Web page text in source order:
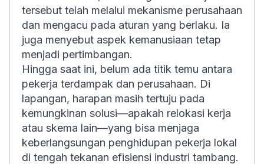
tersebut telah melalui mekanisme perusahaan
dan mengacu pada aturan yang berlaku. Ia
juga menyebut aspek kemanusiaan tetap
menjadi pertimbangan.
Hingga saat ini, belum ada titik temu antara
pekerja terdampak dan perusahaan. Di
lapangan, harapan masih tertuju pada
kemungkinan solusi—apakah relokasi kerja
atau skema lain—yang bisa menjaga
keberlangsungan penghidupan pekerja lokal
di tengah tekanan efisiensi industri tambang.